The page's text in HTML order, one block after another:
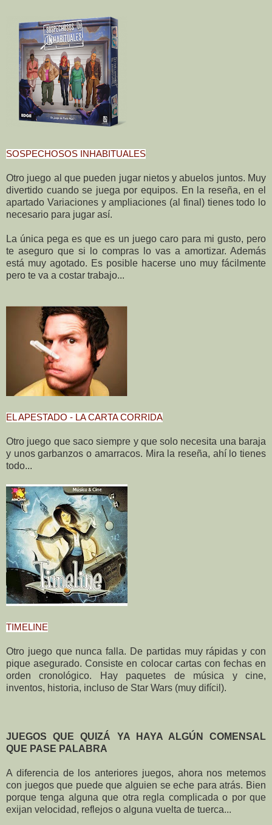
SOSPECHOSOS INHABITUALES
Otro juego al que pueden jugar nietos y abuelos juntos. Muy
divertido cuando se juega por equipos. En la reseña, en el
apartado Variaciones y ampliaciones (al final) tienes todo lo
necesario para jugar así.
La única pega es que es un juego caro para mi gusto, pero
te aseguro que si lo compras lo vas a amortizar. Además
está muy agotado. Es posible hacerse uno muy fácilmente
pero te va a costar trabajo...
EL APESTADO - LA CARTA CORRIDA
Otro juego que saco siempre y que solo necesita una baraja
y unos garbanzos o amarracos. Mira la reseña, ahí lo tienes
todo...
TIMELINE
Otro juego que nunca falla. De partidas muy rápidas y con
pique asegurado. Consiste en colocar cartas con fechas en
orden cronológico. Hay paquetes de música y cine,
inventos, historia, incluso de Star Wars (muy difícil).
JUEGOS QUE QUIZÁ YA HAYA ALGÚN COMENSAL
QUE PASE PALABRA
A diferencia de los anteriores juegos, ahora nos metemos
con juegos que puede que alguien se eche para atrás. Bien
porque tenga alguna que otra regla complicada o por que
exijan velocidad, reflejos o alguna vuelta de tuerca...